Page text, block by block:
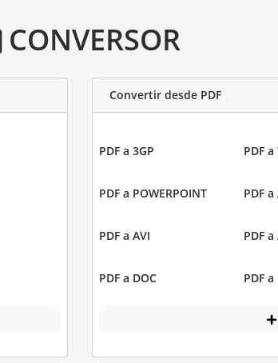
CONVERSOR
Convertir desde PDF
PDF a 3GP PDF a
PDF a POWERPOINT PDF a
PDF a AVI PDF a
PDF a DOC PDF a